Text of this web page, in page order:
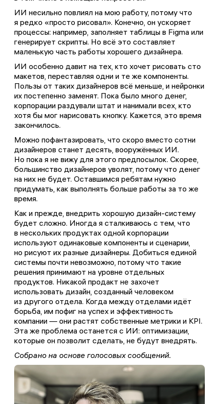
ИИ несильно повлиял на мою работу, потому что
я редко «просто рисовал». Конечно, он ускоряет
процессы: например, заполняет таблицы в Figma или
генерирует скрипты. Но всё это составляет
маленькую часть работы хорошего дизайнера.
ИИ особенно давит на тех, кто хочет рисовать сто
макетов, переставляя одни и те же компоненты.
Пользы от таких дизайнеров всё меньше, и нейронки
их постепенно заменят. Пока было много денег,
корпорации раздували штат и нанимали всех, кто
хотя бы мог нарисовать кнопку. Кажется, это время
закончилось.
Можно пофантазировать, что скоро вместо сотни
дизайнеров станет десять, вооружённых ИИ.
Но пока я не вижу для этого предпосылок. Скорее,
большинство дизайнеров уволят, потому что денег
на них не будет. Оставшимся ребятам нужно
придумать, как выполнять больше работы за то же
время.
Как и прежде, внедрить хорошую дизайн-систему
будет сложно. Иногда я сталкиваюсь с тем, что
в нескольких продуктах одной корпорации
используют одинаковые компоненты и сценарии,
но рисуют их разные дизайнеры. Добиться единой
системы почти невозможно, потому что такие
решения принимают на уровне отдельных
продуктов. Никакой продакт не захочет
использовать дизайн, созданный человеком
из другого отдела. Когда между отделами идёт
борьба, им пофиг на успех и эффективность
компании — они растят собственные метрики и KPI.
Эта же проблема останется с ИИ: оптимизации,
которые он позволит сделать, не будут внедрять.
Собрано на основе голосовых сообщений.